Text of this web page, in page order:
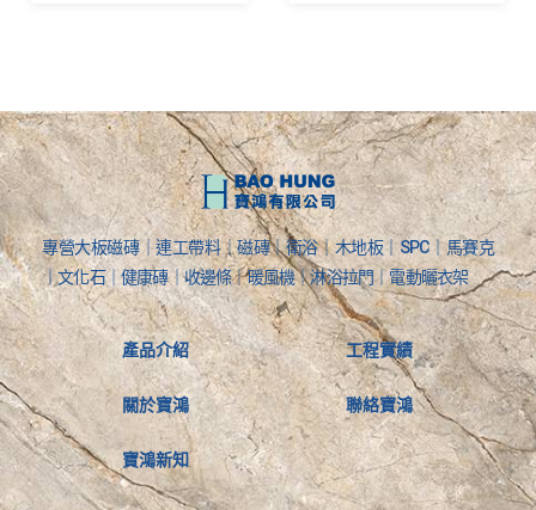
專營大板磁磚｜連工帶料｜磁磚｜衛浴｜木地板｜SPC｜馬賽克
｜文化石｜健康磚｜收邊條｜暖風機｜淋浴拉門｜電動曬衣架
產品介紹
關於寶鴻
寶鴻新知
工程實績
聯絡寶鴻